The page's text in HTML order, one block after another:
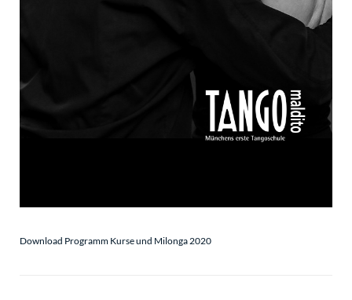
Download Programm Kurse und Milonga 2020